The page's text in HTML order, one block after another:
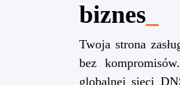
biznes
Twoja strona
bez
globalnej sieci